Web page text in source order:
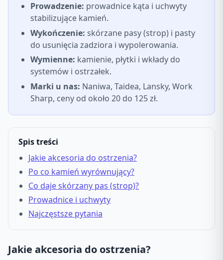
Prowadzenie: prowadnice kąta i uchwyty
stabilizujące kamień.
Wykończenie: skórzane pasy (strop) i pasty
do usunięcia zadziora i wypolerowania.
Wymienne: kamienie, płytki i wkłady do
systemów i ostrzałek.
Marki u nas: Naniwa, Taidea, Lansky, Work
Sharp, ceny od około 20 do 125 zł.
Spis treści
Jakie akcesoria do ostrzenia?
Po co kamień wyrównujący?
Co daje skórzany pas (strop)?
Prowadnice i uchwyty
Najczęstsze pytania
Jakie akcesoria do ostrzenia?